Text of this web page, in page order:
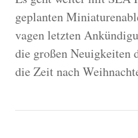
geplanten
vagen letzten
die großen Neuigkeiten
die Zeit nach